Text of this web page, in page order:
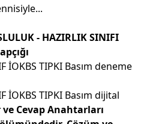
- HAZIRLIK SINIFI
İOKBS TIPKI Basım deneme
İOKBS TIPKI Basım dijital
Cevap Anahtarları